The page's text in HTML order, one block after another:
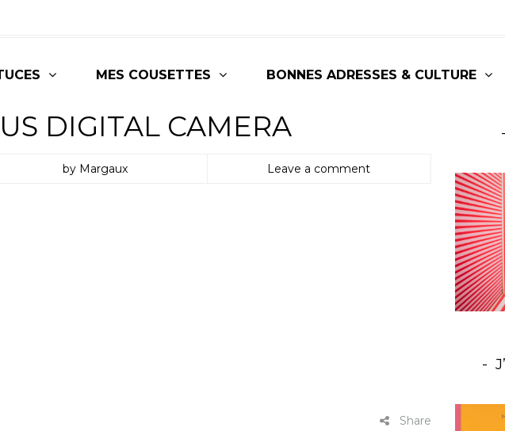
MES COUSETTES BONNES ADRESSES & CULTURE
DIGITAL CAMERA
by Margaux Leave a comment
Share